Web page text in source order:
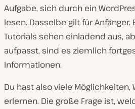
Aufgabe, sich durch ein
lesen. Dasselbe gilt für Anfänger.
Tutorials sehen einladend aus,
aufpasst, sind es ziemlich
Informationen.
Du hast also viele Möglichkeiten,
erlernen. Die große Frage ist,